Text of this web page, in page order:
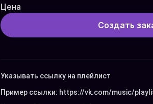
Цена
Создать
Указывать ссылку на плейлист
Пример ссылки: https://vk.com/music/